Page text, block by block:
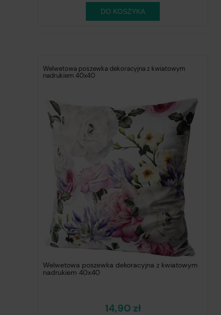
DO KOSZYKA
Welwetowa poszewka dekoracyjna z kwiatowym
nadrukiem 40x40
Welwetowa poszewka dekoracyjna z kwiatowym
nadrukiem 40x40
14,90 zł